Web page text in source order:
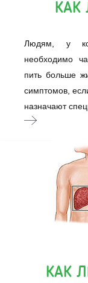
КАК
Людям, у
необходимо
пить больше
симптомов,
назначают
КАК